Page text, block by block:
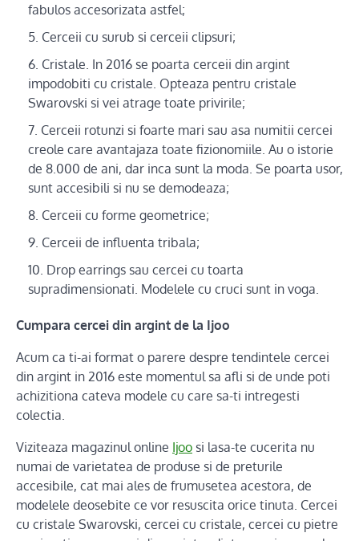
fabulos accesorizata astfel;
Cerceii cu surub si cerceii clipsuri;
Cristale. In 2016 se poarta cerceii din argint
impodobiti cu cristale. Opteaza pentru cristale
Swarovski si vei atrage toate privirile;
Cerceii rotunzi si foarte mari sau asa numitii cercei
creole care avantajaza toate fizionomiile. Au o istorie
de 8.000 de ani, dar inca sunt la moda. Se poarta usor,
sunt accesibili si nu se demodeaza;
Cerceii cu forme geometrice;
Cerceii de influenta tribala;
Drop earrings sau cercei cu toarta
supradimensionati. Modelele cu cruci sunt in voga.
Cumpara cercei din argint de la Ijoo
Acum ca ti-ai format o parere despre tendintele cercei
din argint in 2016 este momentul sa afli si de unde poti
achizitiona cateva modele cu care sa-ti intregesti
colectia.
Viziteaza magazinul online Ijoo si lasa-te cucerita nu
numai de varietatea de produse si de preturile
accesibile, cat mai ales de frumusetea acestora, de
modelele deosebite ce vor resuscita orice tinuta. Cercei
cu cristale Swarovski, cercei cu cristale, cercei cu pietre